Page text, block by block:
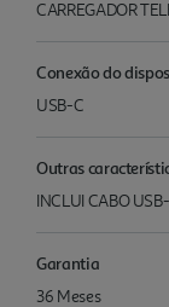
CARREGADOR
Conexão do
USB-C
Outras
INCLUI CABO
Garantia
36 Meses